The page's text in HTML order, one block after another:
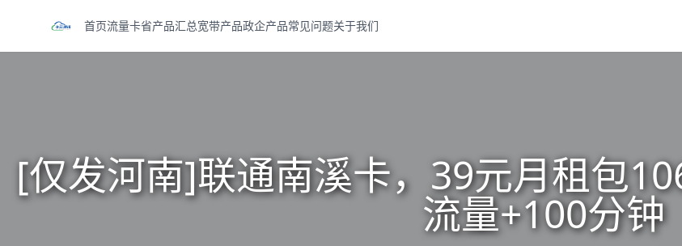
首页流量卡省产品汇总宽带产品政企产品常见问题关于我们
[仅发河南]联通南溪卡，39元月租包
流量+100分钟